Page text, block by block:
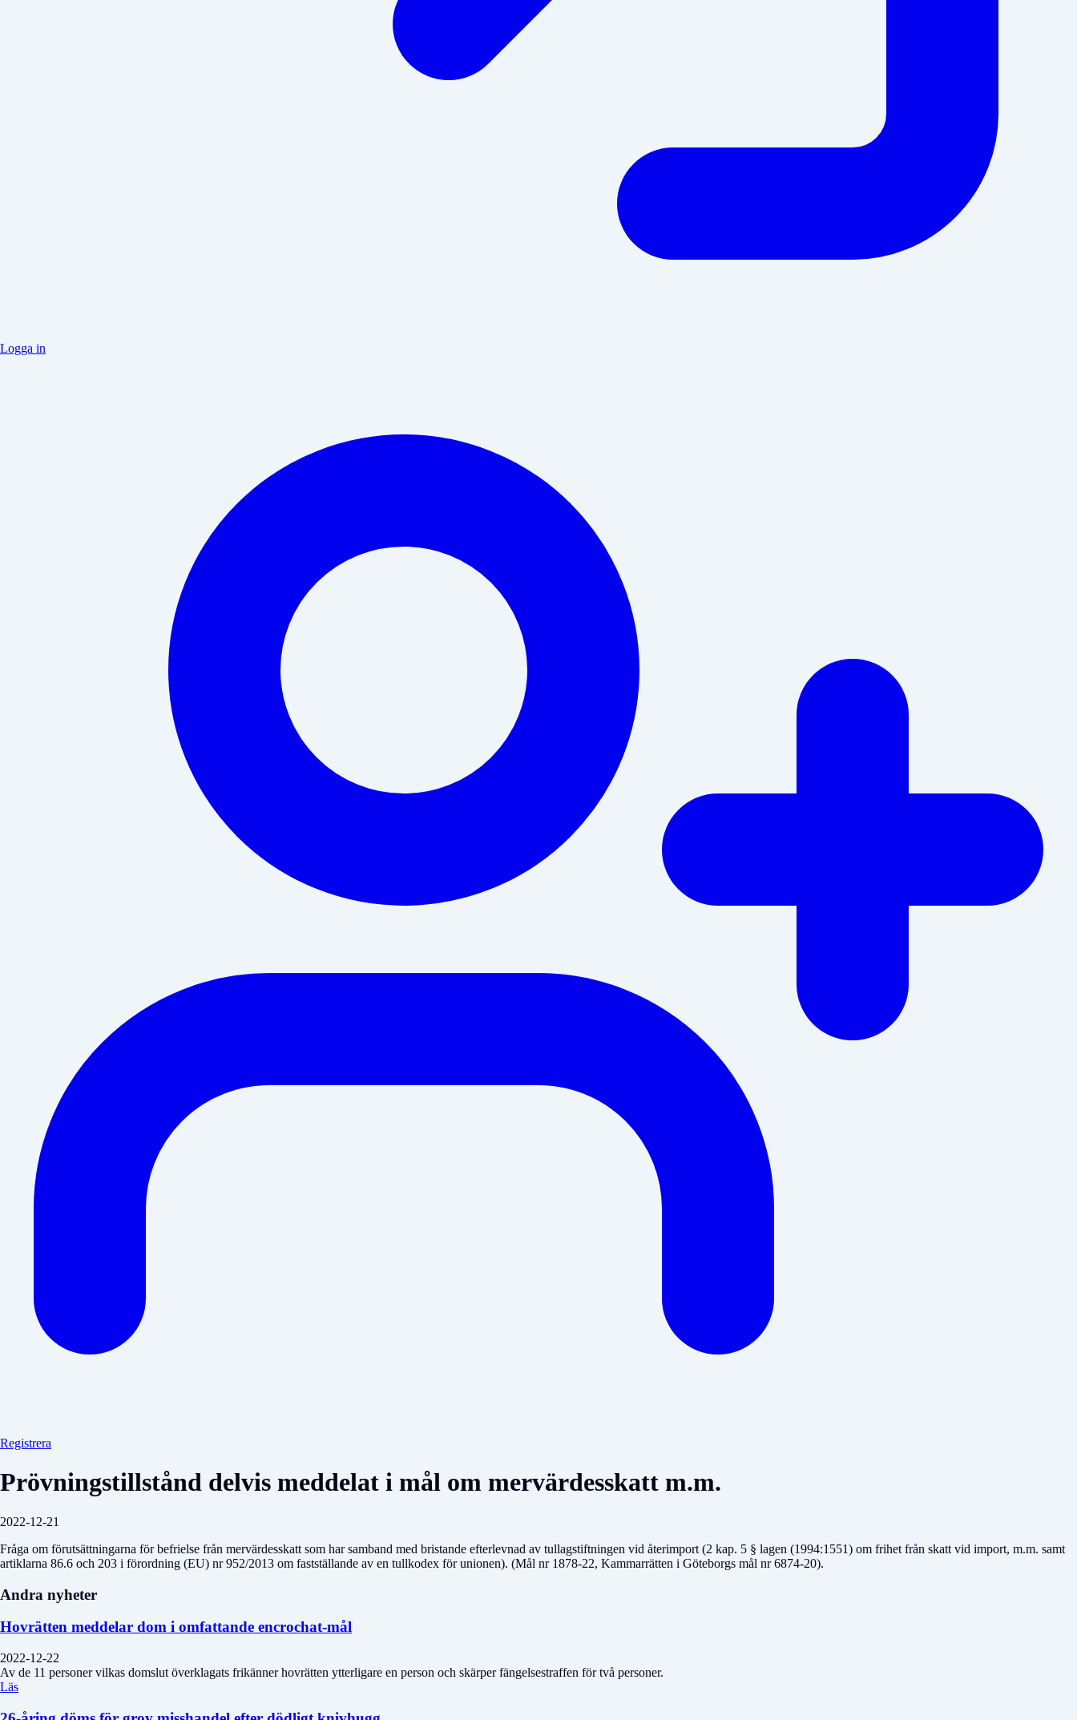
Logga in
Registrera
Prövningstillstånd delvis meddelat i mål om mervärdesskatt m.m.
2022-12-21
Fråga om förutsättningarna för befrielse från mervärdesskatt som har samband med bristande efterlevnad av tullagstiftningen vid återimport (2 kap. 5 § lagen (1994:1551) om frihet från skatt vid import, m.m. samt
artiklarna 86.6 och 203 i förordning (EU) nr 952/2013 om fastställande av en tullkodex för unionen). (Mål nr 1878-22, Kammarrätten i Göteborgs mål nr 6874-20).
Andra nyheter
Hovrätten meddelar dom i omfattande encrochat-mål
2022-12-22
Av de 11 personer vilkas domslut överklagats frikänner hovrätten ytterligare en person och skärper fängelsestraffen för två personer.
Läs